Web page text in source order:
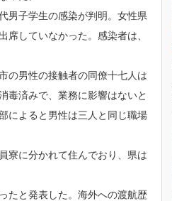
男子学生の感染が判明。女性県
していなかった。感染者は、
の男性の接触者の同僚十七人は
毒済みで、業務に影響はないと
によると男性は三人と同じ職場
寮に分かれて住んでおり、県は
たと発表した。海外への渡航歴